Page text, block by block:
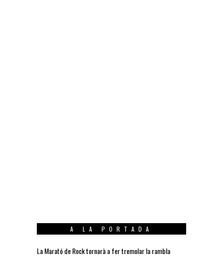
A LA PORTADA
La Marató de Rock tornarà a fer tremolar la rambla